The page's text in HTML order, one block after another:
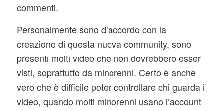
commenti.
Personalmente sono d’accordo con la
creazione di questa nuova community, sono
presenti molti video che non dovrebbero esser
visti, soprattutto da minorenni. Certo è anche
vero che è difficile poter controllare chi guarda i
video, quando molti minorenni usano l’account